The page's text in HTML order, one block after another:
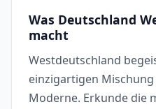
Was Deutschland
macht
Westdeutschland
einzigartigen
Moderne. Erkunde die